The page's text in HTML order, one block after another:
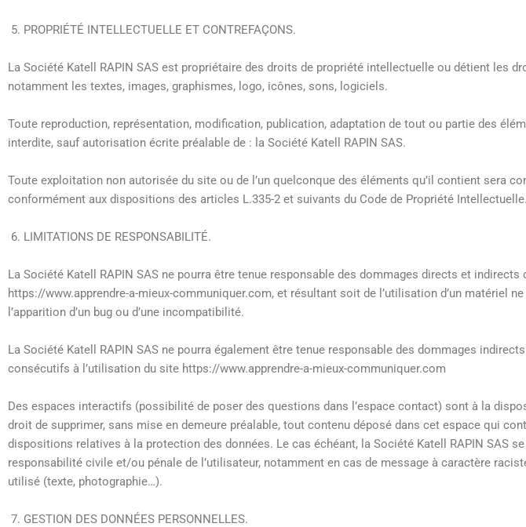
PROPRIÉTÉ INTELLECTUELLE ET CONTREFAÇONS.
La Société Katell RAPIN SAS est propriétaire des droits de propriété intellectuelle ou détient les
notamment les textes, images, graphismes, logo, icônes, sons, logiciels.
Toute reproduction, représentation, modification, publication, adaptation de tout ou partie des
interdite, sauf autorisation écrite préalable de : la Société Katell RAPIN SAS.
Toute exploitation non autorisée du site ou de l’un quelconque des éléments qu’il contient sera
conformément aux dispositions des articles L.335-2 et suivants du Code de Propriété Intellectuelle.
LIMITATIONS DE RESPONSABILITÉ.
La Société Katell RAPIN SAS ne pourra être tenue responsable des dommages directs et
https://www.apprendre-a-mieux-communiquer.com, et résultant soit de l’utilisation d’un matériel
l’apparition d’un bug ou d’une incompatibilité.
La Société Katell RAPIN SAS ne pourra également être tenue responsable des dommages
consécutifs à l’utilisation du site https://www.apprendre-a-mieux-communiquer.com
Des espaces interactifs (possibilité de poser des questions dans l’espace contact) sont à la
droit de supprimer, sans mise en demeure préalable, tout contenu déposé dans cet espace qui
dispositions relatives à la protection des données. Le cas échéant, la Société Katell RAPIN SAS
responsabilité civile et/ou pénale de l’utilisateur, notamment en cas de message à caractère
utilisé (texte, photographie…).
GESTION DES DONNÉES PERSONNELLES.